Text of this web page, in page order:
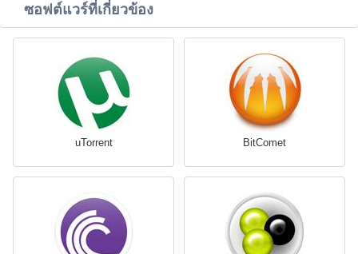
ซอฟต์แวร์ที่เกี่ยวข้อง
uTorrent BitComet